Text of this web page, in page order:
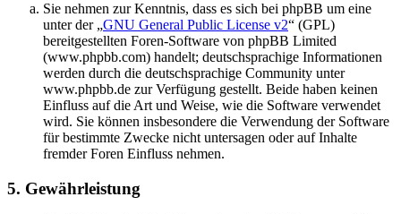
Sie nehmen zur Kenntnis, dass es sich bei phpBB um eine
unter der „GNU General Public License v2“ (GPL)
bereitgestellten Foren-Software von phpBB Limited
(www.phpbb.com) handelt; deutschsprachige Informationen
werden durch die deutschsprachige Community unter
www.phpbb.de zur Verfügung gestellt. Beide haben keinen
Einfluss auf die Art und Weise, wie die Software verwendet
wird. Sie können insbesondere die Verwendung der Software
für bestimmte Zwecke nicht untersagen oder auf Inhalte
fremder Foren Einfluss nehmen.
5. Gewährleistung